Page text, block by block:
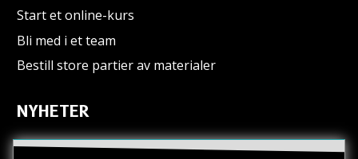
Start et online-kurs
Bli med i et team
Bestill store partier av materialer
NYHETER